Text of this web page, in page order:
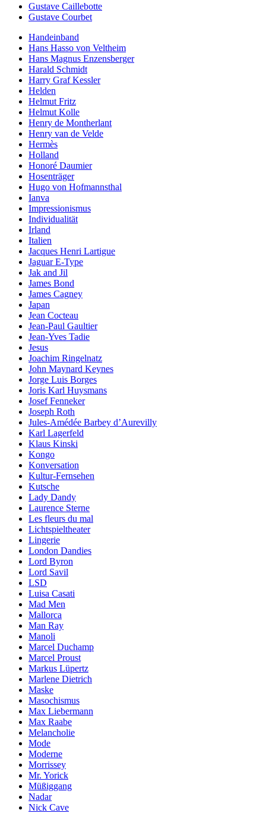
Gustave Caillebotte
Gustave Courbet
Handeinband
Hans Hasso von Veltheim
Hans Magnus Enzensberger
Harald Schmidt
Harry Graf Kessler
Helden
Helmut Fritz
Helmut Kolle
Henry de Montherlant
Henry van de Velde
Hermès
Holland
Honoré Daumier
Hosenträger
Hugo von Hofmannsthal
Ianva
Impressionismus
Individualität
Irland
Italien
Jacques Henri Lartigue
Jaguar E-Type
Jak and Jil
James Bond
James Cagney
Japan
Jean Cocteau
Jean-Paul Gaultier
Jean-Yves Tadie
Jesus
Joachim Ringelnatz
John Maynard Keynes
Jorge Luis Borges
Joris Karl Huysmans
Josef Fenneker
Joseph Roth
Jules-Amédée Barbey d’Aurevilly
Karl Lagerfeld
Klaus Kinski
Kongo
Konversation
Kultur-Fernsehen
Kutsche
Lady Dandy
Laurence Sterne
Les fleurs du mal
Lichtspieltheater
Lingerie
London Dandies
Lord Byron
Lord Savil
LSD
Luisa Casati
Mad Men
Mallorca
Man Ray
Manoli
Marcel Duchamp
Marcel Proust
Markus Lüpertz
Marlene Dietrich
Maske
Masochismus
Max Liebermann
Max Raabe
Melancholie
Mode
Moderne
Morrissey
Mr. Yorick
Müßiggang
Nadar
Nick Cave